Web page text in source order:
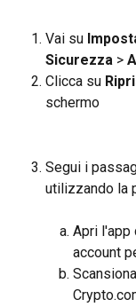
Vai su
Sicurezza >
Clicca su
schermo
Segui i
utilizzando la
Apri l'app
account